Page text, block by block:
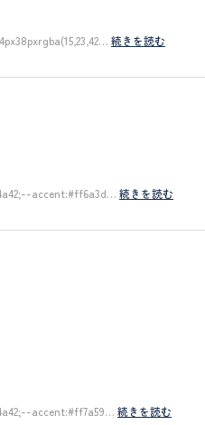
続きを読む
accent:#ff6a3d… 続きを読む
accent:#ff7a59… 続きを読む